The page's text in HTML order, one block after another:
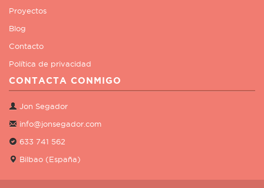
Proyectos
Blog
Contacto
Política de privacidad
CONTACTA CONMIGO
Jon Segador
info@jonsegador.com
633 741 562
Bilbao (España)